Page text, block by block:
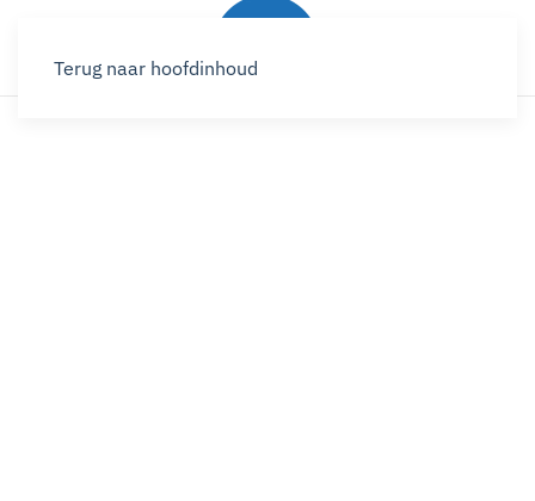
Terug naar hoofdinhoud